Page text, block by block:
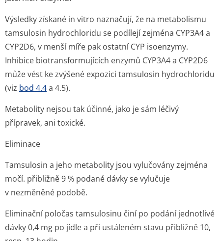
Výsledky získané in vitro naznačují, že na metabolismu
tamsulosin hydrochloridu se podílejí zejména CYP3A4 a
CYP2D6, v menší míře pak ostatní CYP isoenzymy.
Inhibice biotransformujících enzymů CYP3A4 a CYP2D6
může vést ke zvýšené expozici tamsulosin hydrochloridu
(viz bod 4.4a 4.5).
Metabolity nejsou tak účinné, jako je sám léčivý
přípravek, ani toxické.
Eliminace
Tamsulosin a jeho metabolity jsou vylučovány zejména
močí. přibližně 9 % podané dávky se vylučuje
v nezměněné podobě.
Eliminační poločas tamsulosinu činí po podání jednotlivé
dávky 0,4 mg po jídle a při ustáleném stavu přibližně 10,